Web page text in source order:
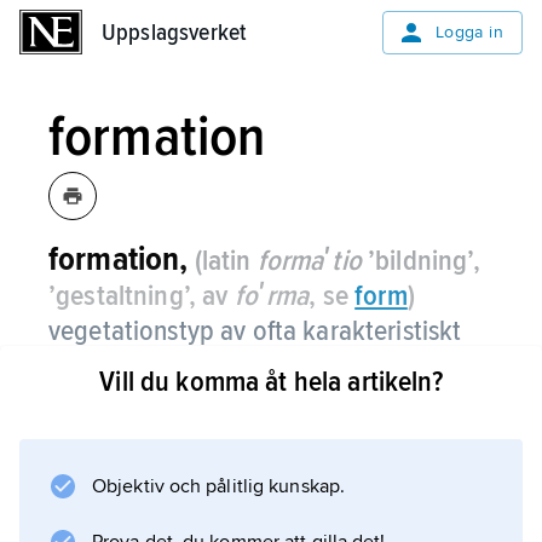
Uppslagsverket Logga in
formation
formation, (latin formaʹtio’bildning’,
’gestaltning’, av foʹrma, seform)
vegetationstyp av ofta karakteristiskt
utseende men med ganska vid
omfattning och därmed låg grad av
artsammansättning.
Formationer har ofta vidsträckt geografisk
Vill du komma åt hela artikeln?
Objektiv och pålitlig kunskap.